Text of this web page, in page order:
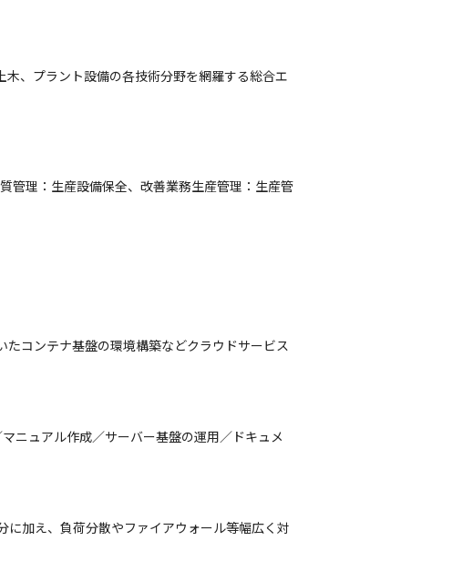
、プラント設備の各技術分野を網羅する総合エ
管理：生産設備保全、改善業務生産管理：生産管
コンテナ基盤の環境構築などクラウドサービス
ニュアル作成／サーバー基盤の運用／ドキュメ
加え、負荷分散やファイアウォール等幅広く対